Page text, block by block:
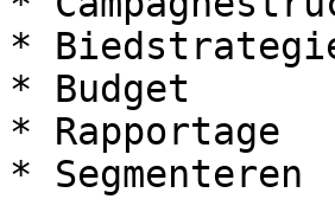
*
* Budget
* Rapportage
* Segmenteren